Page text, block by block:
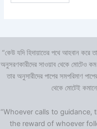
“কেউ যদি হিদায়াতের পথে আহবান করে
অনুসরণকারীদের সাওয়াব থেকে মোটেও
তার অনুসারীদের পাপের সমপরিমাণ
থেকে মোটেই
“Whoever calls to guidance,
the reward of whoever